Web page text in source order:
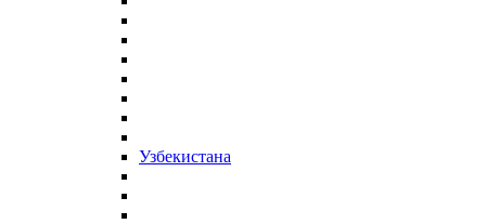
Узбекистана